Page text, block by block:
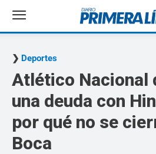
Deportes
Atlético Nacional
una deuda con
por qué no se
Boca